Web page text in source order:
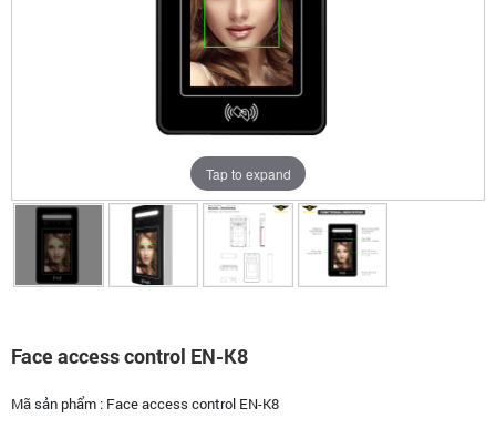
Tap to expand
Face access control EN-K8
Mã sản phẩm : Face access control EN-K8